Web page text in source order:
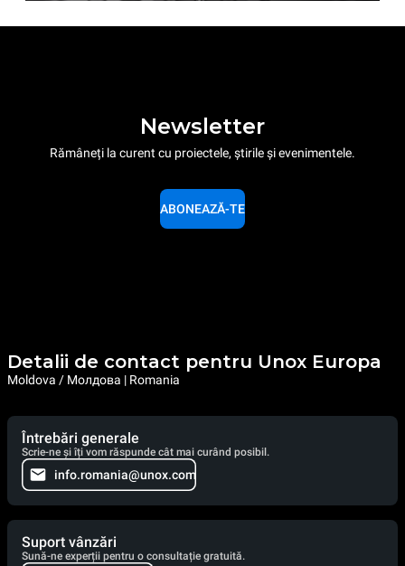
Newsletter
Rămâneți la curent cu proiectele, știrile și evenimentele.
ABONEAZĂ-TE
Detalii de contact pentru Unox Europa
Moldova / Молдова | Romania
Întrebări generale
Scrie-ne și îți vom răspunde cât mai curând posibil.
info.romania@unox.com
Suport vânzări
Sună-ne experții pentru o consultație gratuită.